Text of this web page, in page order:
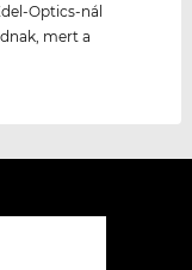
Optics-nál
mert a